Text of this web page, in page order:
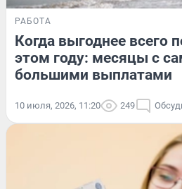
РАБОТА
Когда выгоднее всего
этом году: месяцы с
большими выплатами
10 июля, 2026, 11:20 249